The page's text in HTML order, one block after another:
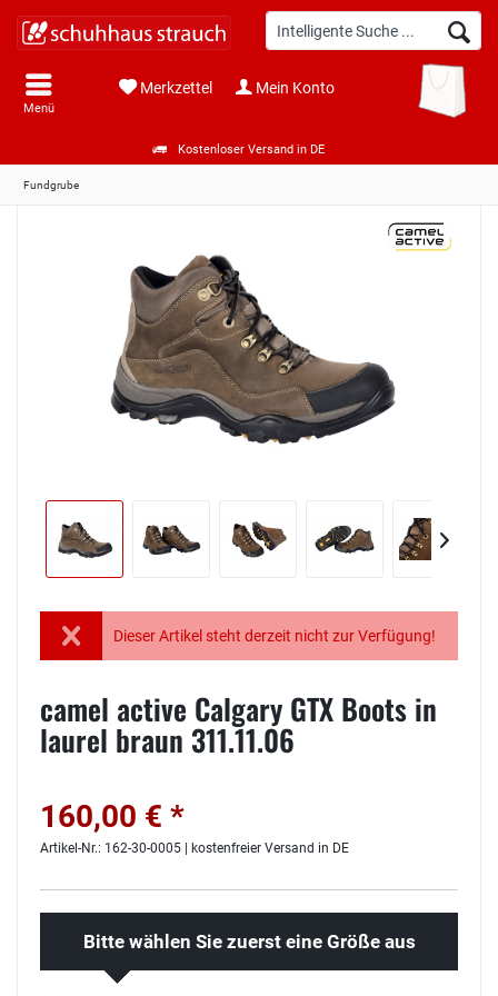
Kostenloser Versand in DE
Menü
Merkzettel Mein Konto
Fundgrube
Dieser Artikel steht derzeit nicht zur Verfügung!
camel active Calgary GTX Boots in
laurel braun 311.11.06
160,00 € *
Artikel-Nr.: 162-30-0005 | kostenfreier Versand in DE
Bitte wählen Sie zuerst eine Größe aus